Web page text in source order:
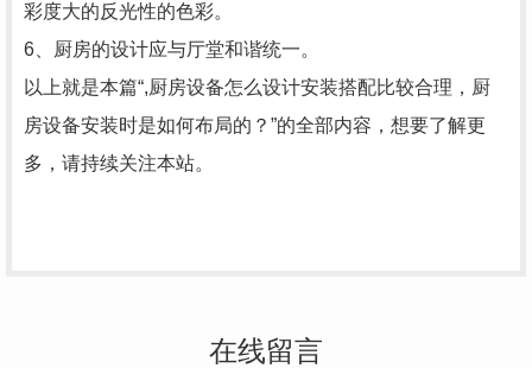
彩度大的反光性的色彩。
6、厨房的设计应与厅堂和谐统一。
以上就是本篇“,厨房设备怎么设计安装搭配比较合理，厨
房设备安装时是如何布局的？”的全部内容，想要了解更
多，请持续关注本站。
在线留言